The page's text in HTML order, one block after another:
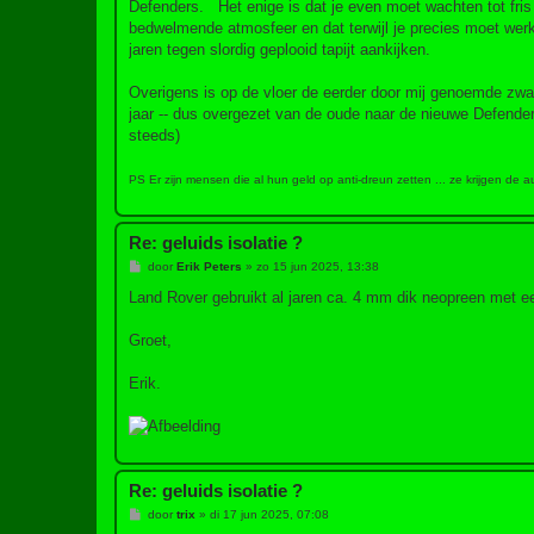
Defenders. Het enige is dat je even moet wachten tot
bedwelmende atmosfeer en dat terwijl je precies moet
jaren tegen slordig geplooid tapijt aankijken.
Overigens is op de vloer de eerder door mij genoemde
jaar -- dus overgezet van de oude naar de nieuwe
steeds)
PS Er zijn mensen die al hun geld op anti-dreun zetten ... ze krijgen de
Re: geluids isolatie ?
B
r
h
doorErik Peters » zo 15 jun 2025, 13:38
Land Rover gebruikt al jaren ca. 4 mm dik neopreen met
Groet,
Erik.
Re: geluids isolatie ?
Bdoortrix » di 17 jun 2025, 07:08